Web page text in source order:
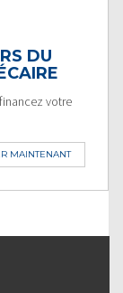
DU
votre
MAINTENANT